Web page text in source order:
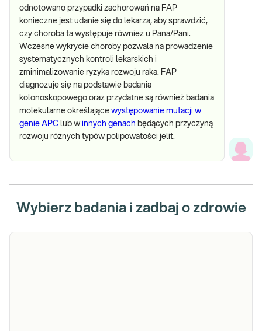
odnotowano przypadki zachorowań na FAP
konieczne jest udanie się do lekarza, aby sprawdzić,
czy choroba ta występuje również u Pana/Pani.
Wczesne wykrycie choroby pozwala na prowadzenie
systematycznych kontroli lekarskich i
zminimalizowanie ryzyka rozwoju raka. FAP
diagnozuje się na podstawie badania
kolonoskopowego oraz przydatne są również badania
molekularne określające występowanie mutacji w
genie APC lub w innych genach będących przyczyną
rozwoju różnych typów polipowatości jelit.
Wybierz badania i zadbaj o zdrowie